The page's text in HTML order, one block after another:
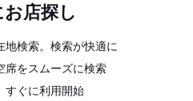
店探し
地検索。検索が快適に
席をスムーズに検索
すぐに利用開始